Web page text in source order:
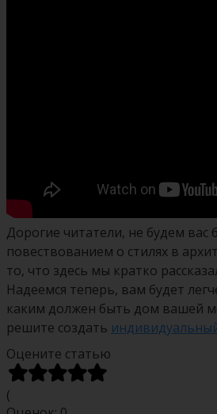
Дорогие читатели, не будем вас
повествованием о стилях в
то, что здесь мы кратко
Надеемся теперь, вам будет
каким должен быть дом вашей
решите создать
Оцените статью
(